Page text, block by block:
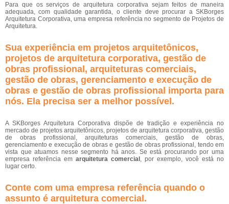
Para que os serviços de arquitetura corporativa sejam feitos de maneira
adequada, com qualidade garantida, o cliente deve procurar a SKBorges
Arquitetura Corporativa, uma empresa referência no segmento de Projetos de
Arquitetura.
Sua experiência em projetos arquitetônicos,
projetos de arquitetura corporativa, gestão de
obras profissional, arquiteturas comerciais,
gestão de obras, gerenciamento e execução de
obras e gestão de obras profissional importa para
nós. Ela precisa ser a melhor possível.
A SKBorges Arquitetura Corporativa dispõe de tradição e experiência no
mercado de projetos arquitetônicos, projetos de arquitetura corporativa, gestão
de obras profissional, arquiteturas comerciais, gestão de obras,
gerenciamento e execução de obras e gestão de obras profissional, tendo em
vista que atuamos nesse segmento há anos. Se está procurando por uma
empresa referência em arquitetura comercial , por exemplo, você está no
lugar certo.
Conte com uma empresa referência quando o
assunto é arquitetura comercial.